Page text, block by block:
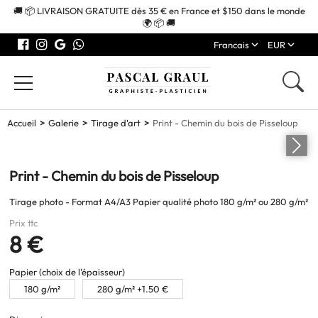
🚚 📦 LIVRAISON GRATUITE dès 35 € en France et $150 dans le monde
🌍 📦 🚚
Francais
EUR
Accueil Galerie Tirage d'art Print - Chemin du bois de Pisseloup
Print - Chemin du bois de Pisseloup
Tirage photo - Format A4/A3 Papier qualité photo 180 g/m² ou 280 g/m²
Prix ttc
8 €
Papier (choix de l'épaisseur)
180 g/m²
280 g/m² +1.50 €